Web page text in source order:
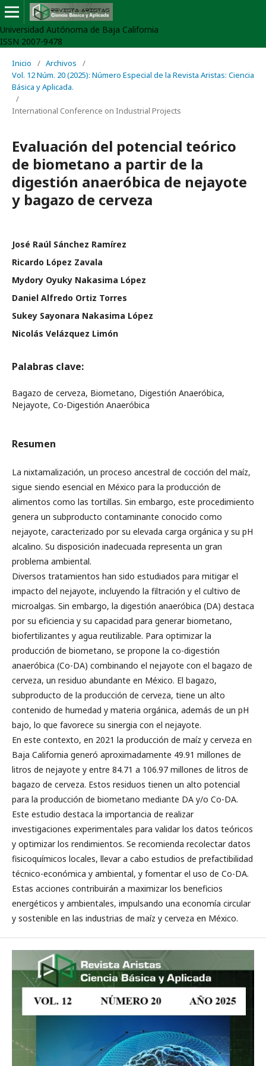
Universidad Autónoma de Baja California
ISSN 2007-9478
Inicio / Archivos
/
Vol. 12 Núm. 20 (2025): Número Especial de la Revista Aristas: Ciencia
Básica y Aplicada.
/
International Conference on Industrial Projects
Evaluación del potencial teórico
de biometano a partir de la
digestión anaeróbica de nejayote
y bagazo de cerveza
José Raúl Sánchez Ramírez
Ricardo López Zavala
Mydory Oyuky Nakasima López
Daniel Alfredo Ortiz Torres
Sukey Sayonara Nakasima López
Nicolás Velázquez Limón
Palabras clave:
Bagazo de cerveza, Biometano, Digestión Anaeróbica,
Nejayote, Co-Digestión Anaeróbica
Resumen
La nixtamalización, un proceso ancestral de cocción del maíz,
sigue siendo esencial en México para la producción de
alimentos como las tortillas. Sin embargo, este procedimiento
genera un subproducto contaminante conocido como
nejayote, caracterizado por su elevada carga orgánica y su pH
alcalino. Su disposición inadecuada representa un gran
problema ambiental.
Diversos tratamientos han sido estudiados para mitigar el
impacto del nejayote, incluyendo la filtración y el cultivo de
microalgas. Sin embargo, la digestión anaeróbica (DA) destaca
por su eficiencia y su capacidad para generar biometano,
biofertilizantes y agua reutilizable. Para optimizar la
producción de biometano, se propone la co-digestión
anaeróbica (Co-DA) combinando el nejayote con el bagazo de
cerveza, un residuo abundante en México. El bagazo,
subproducto de la producción de cerveza, tiene un alto
contenido de humedad y materia orgánica, además de un pH
bajo, lo que favorece su sinergia con el nejayote.
En este contexto, en 2021 la producción de maíz y cerveza en
Baja California generó aproximadamente 49.91 millones de
litros de nejayote y entre 84.71 a 106.97 millones de litros de
bagazo de cerveza. Estos residuos tienen un alto potencial
para la producción de biometano mediante DA y/o Co-DA.
Este estudio destaca la importancia de realizar
investigaciones experimentales para validar los datos teóricos
y optimizar los rendimientos. Se recomienda recolectar datos
fisicoquímicos locales, llevar a cabo estudios de prefactibilidad
técnico-económica y ambiental, y fomentar el uso de Co-DA.
Estas acciones contribuirán a maximizar los beneficios
energéticos y ambientales, impulsando una economía circular
y sostenible en las industrias de maíz y cerveza en México.